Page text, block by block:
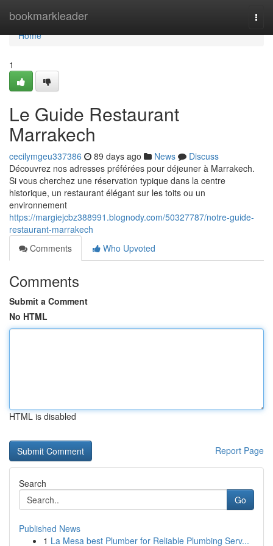
bookmarkleader
Home
Home
1
Le Guide Restaurant
Marrakech
cecilymgeu337386 89 days ago News
Discuss
Découvrez nos adresses préférées pour déjeuner à Marrakech.
Si vous cherchez une réservation typique dans la centre
historique, un restaurant élégant sur les toits ou un
environnement
https://margiejcbz388991.blognody.com/50327787/notre-guide-
restaurant-marrakech
Comments
Who Upvoted
Comments
Submit a Comment
No HTML
HTML is disabled
Report Page
Search
Go
Published News
1 La Mesa best Plumber for Reliable Plumbing Serv...